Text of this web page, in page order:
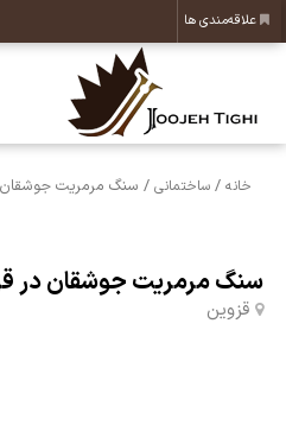
علاقه‌مندی ها
خانه /ساختمانی / سنگ مرمریت جوشقان
سنگ مرمریت جوشقان در
قزوین